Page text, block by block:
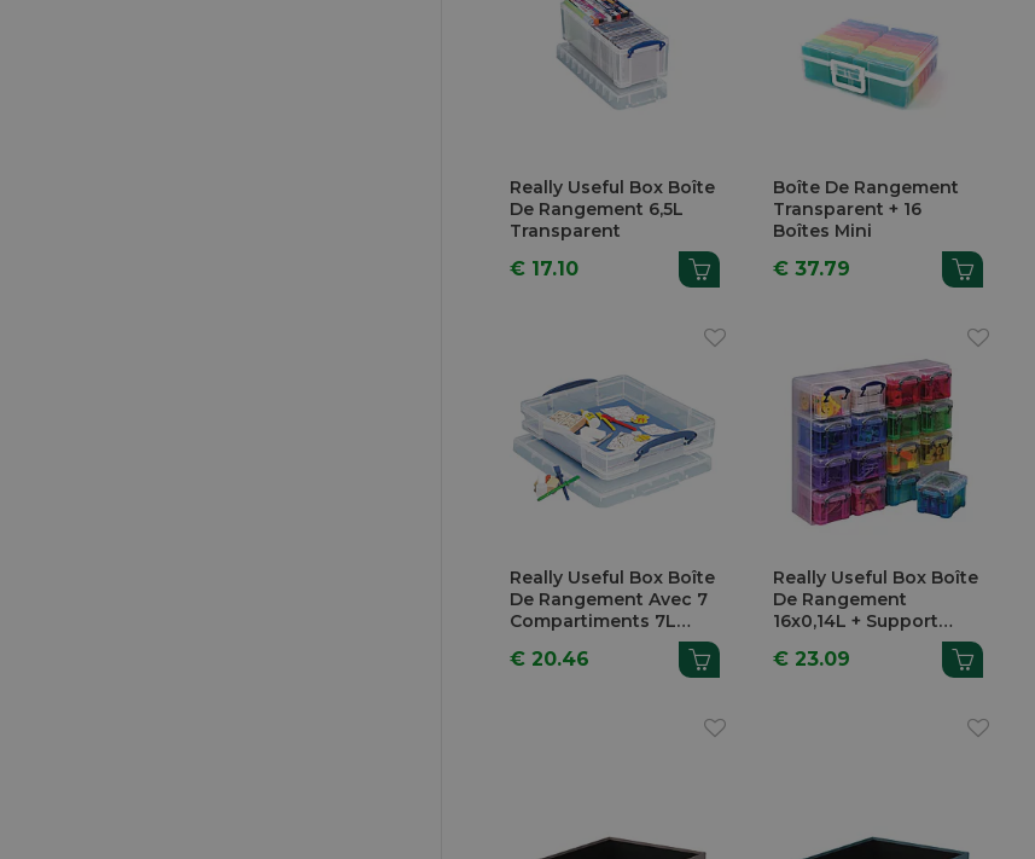
Really Useful Box Boîte
De Rangement 6,5L
Transparent
€ 17.10
Boîte De Rangement
Transparent + 16
Boîtes Mini
€ 37.79
Really Useful Box Boîte
De Rangement Avec 7
Compartiments 7L
€ 20.46
Really Useful Box Boîte
De Rangement
16x0,14L + Support
€ 23.09